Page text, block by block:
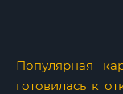
Популярная
готовилась к